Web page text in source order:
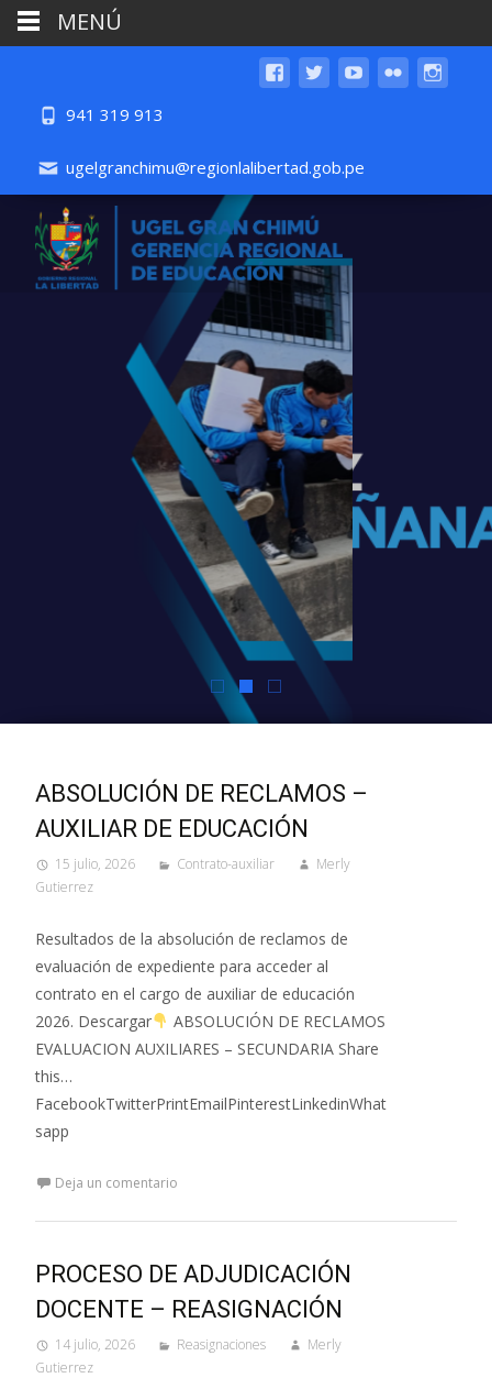
941 319 913
ugelgranchimu@regionlalibertad.gob.pe
ABSOLUCIÓN DE RECLAMOS –
AUXILIAR DE EDUCACIÓN
15 julio, 2026 Contrato-auxiliar
Merly
Gutierrez
Resultados de la absolución de reclamos de
evaluación de expediente para acceder al
contrato en el cargo de auxiliar de educación
2026. Descargar
ABSOLUCIÓN DE RECLAMOS
EVALUACION AUXILIARES – SECUNDARIA Share
this…
FacebookTwitterPrintEmailPinterestLinkedinWhat
sapp
Deja un comentario
PROCESO DE ADJUDICACIÓN
DOCENTE – REASIGNACIÓN
14 julio, 2026 Reasignaciones
Merly
Gutierrez
MENÚ